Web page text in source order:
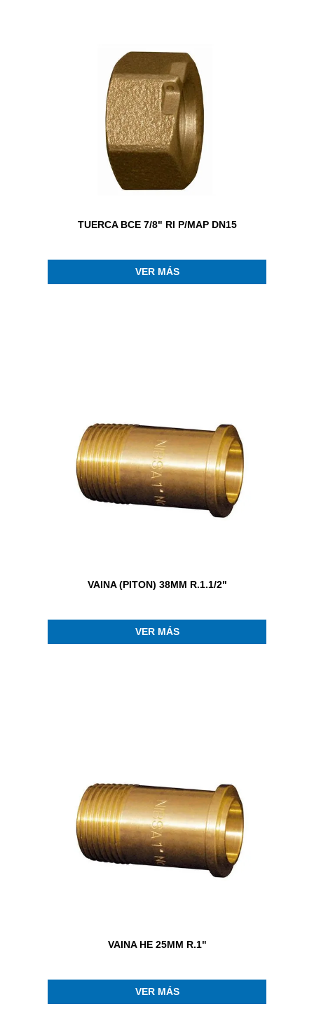
TUERCA BCE 7/8" RI P/MAP DN15
VER MÁS
VAINA (PITON) 38MM R.1.1/2"
VER MÁS
VAINA HE 25MM R.1"
VER MÁS